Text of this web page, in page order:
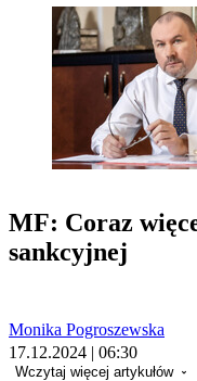
MF: Coraz
sankcyjnej
Monika Pogroszewska
17.12.2024 | 06:30
Wczytaj więcej artykułów